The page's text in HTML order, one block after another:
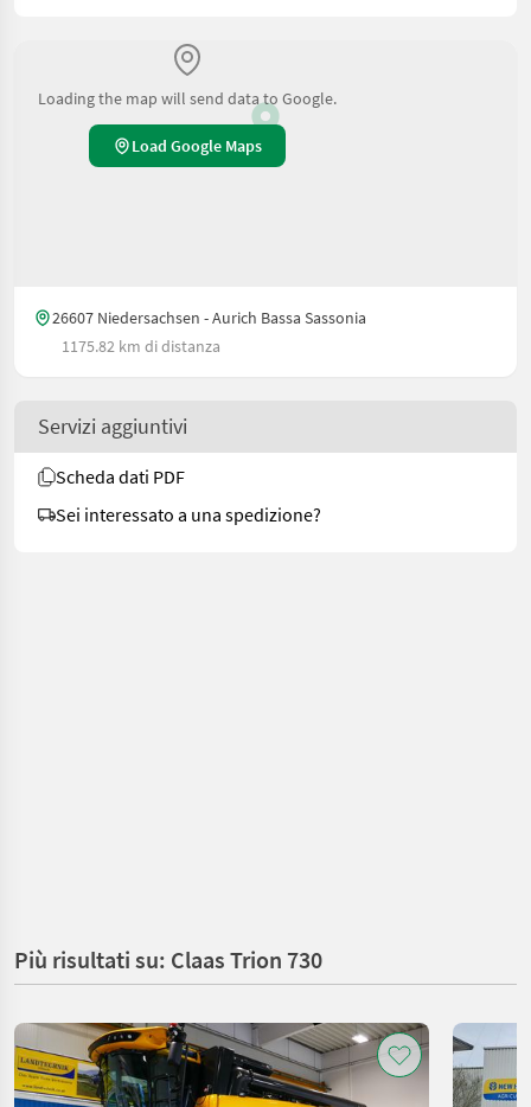
Loading the map will send data to Google.
Load Google Maps
26607 Niedersachsen - Aurich Bassa Sassonia
1175.82 km di distanza
Servizi aggiuntivi
Scheda dati PDF
Sei interessato a una spedizione?
Più risultati su: Claas Trion 730